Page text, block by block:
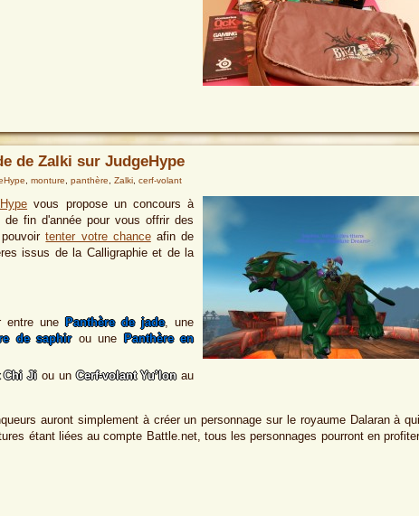
de Zalki sur JudgeHype
monture panthère Zalki cerf-volant
vous propose un concours à
fin d'année pour vous offrir des
pouvoirtenter votre chanceafin de
issus de la Calligraphie et de la
entre une Panthère de jade, une
de saphirou une
Panthère en
Chi Ji ou unCerf-volant Yu’lonau
auront simplement à créer un personnage sur le royaume Dalaran à
étant liées au compte Battle.net, tous les personnages pourront en